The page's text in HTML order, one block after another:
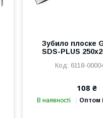
Зубило плоске
SDS-PLUS
6118-
108 ₴
В наявності Оптом